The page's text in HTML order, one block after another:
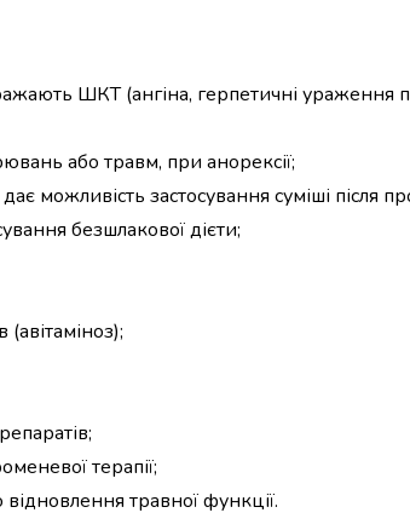
ШКТ (ангіна, герпетичні
або травм, при анорексії;
можливість застосування суміші після
безшлакової дієти;
терапії;
травної функції.